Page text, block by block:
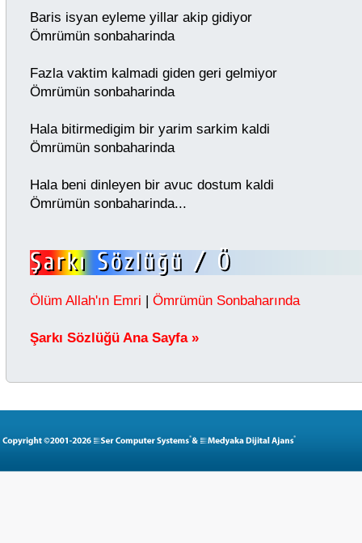
Baris isyan eyleme yillar akip gidiyor
Ömrümün sonbaharinda
Fazla vaktim kalmadi giden geri gelmiyor
Ömrümün sonbaharinda
Hala bitirmedigim bir yarim sarkim kaldi
Ömrümün sonbaharinda
Hala beni dinleyen bir avuc dostum kaldi
Ömrümün sonbaharinda...
Ölüm Allah'ın Emri | Ömrümün Sonbaharında
Şarkı Sözlüğü Ana Sayfa »